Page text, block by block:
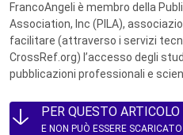
FrancoAngeli è membro della
Association, Inc (PILA),
facilitare (attraverso i servizi
CrossRef.org) l’accesso degli
pubblicazioni professionali e
PER QUESTO
E NON PUÒ ESSERE